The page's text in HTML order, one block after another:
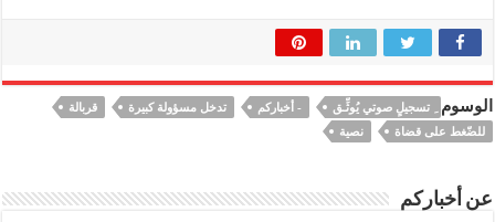
الوسوم ِ تسجيلٍ صوتي يُوثِّـق - أخباركم تدخل مسؤولة كبيرة
قربالة
للضّغط على قضاة
نصية
عن أخباركم